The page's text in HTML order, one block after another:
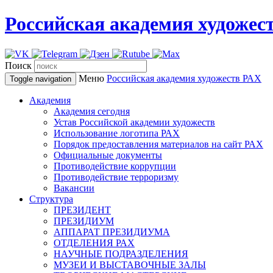
Российская академия
Поиск
Toggle navigation Меню Российская академия художеств РАХ
Академия
Академия сегодня
Устав Российской академии художеств
Использование логотипа РАХ
Порядок предоставления материалов на сайт РАХ
Официальные документы
Противодействие коррупции
Противодействие терроризму
Вакансии
Структура
ПРЕЗИДЕНТ
ПРЕЗИДИУМ
АППАРАТ ПРЕЗИДИУМА
ОТДЕЛЕНИЯ РАХ
НАУЧНЫЕ ПОДРАЗДЕЛЕНИЯ
МУЗЕИ И ВЫСТАВОЧНЫЕ ЗАЛЫ